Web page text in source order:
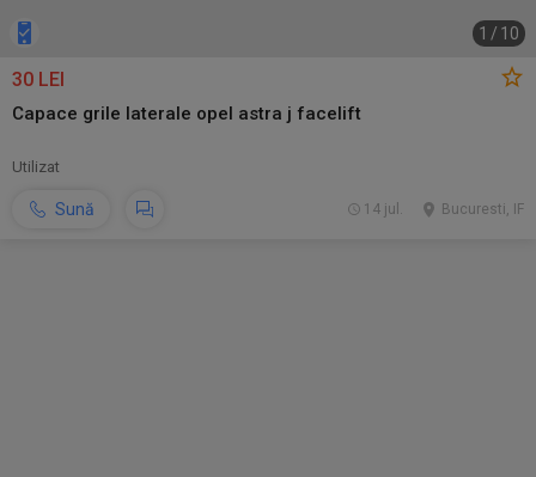
1 / 10
30 LEI
Capace grile laterale opel astra j facelift
Utilizat
Sună Bucuresti, IF
14 jul.